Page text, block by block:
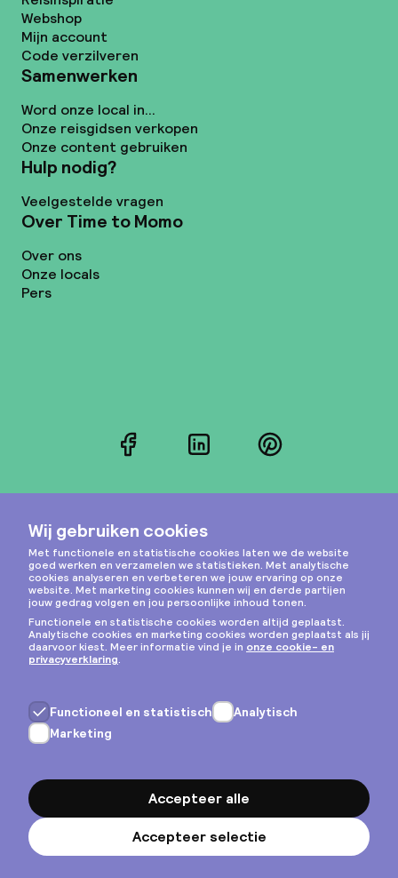
Webshop
Mijn account
Code verzilveren
Samenwerken
Word onze local in...
Onze reisgidsen verkopen
Onze content gebruiken
Hulp nodig?
Veelgestelde vragen
Over Time to Momo
Over ons
Onze locals
Pers
FacebookLinkedInPinterest
Instagram
Privacy & cookies
Algemene voorwaarden